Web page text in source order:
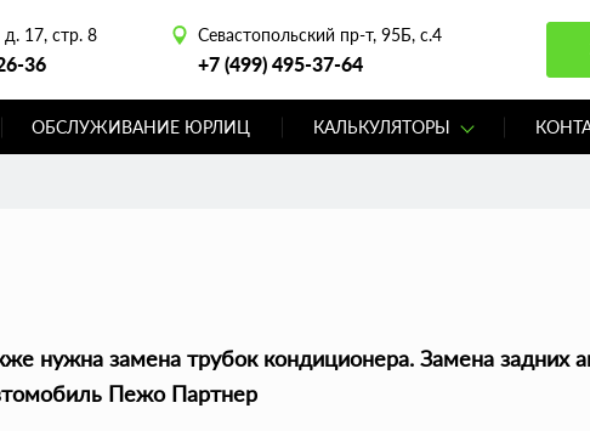
17, стр. 8
36
Севастопольский пр-т, 95Б, с.4
+7 (499) 495-37-64
ОБСЛУЖИВАНИЕ ЮРЛИЦ КАЛЬКУЛЯТОРЫ
нужна замена трубок кондиционера. Замена задних
Пежо Партнер